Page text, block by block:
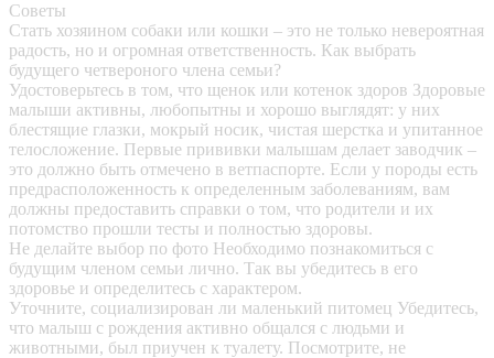
Советы
Стать хозяином собаки или кошки – это не только невероятная
радость, но и огромная ответственность. Как выбрать
будущего четвероного члена семьи?
Удостоверьтесь в том, что щенок или котенок здоров Здоровые
малыши активны, любопытны и хорошо выглядят: у них
блестящие глазки, мокрый носик, чистая шерстка и упитанное
телосложение. Первые прививки малышам делает заводчик –
это должно быть отмечено в ветпаспорте. Если у породы есть
предрасположенность к определенным заболеваниям, вам
должны предоставить справки о том, что родители и их
потомство прошли тесты и полностью здоровы.
Не делайте выбор по фото Необходимо познакомиться с
будущим членом семьи лично. Так вы убедитесь в его
здоровье и определитесь с характером.
Уточните, социализирован ли маленький питомец Убедитесь,
что малыш с рождения активно общался с людьми и
животными, был приучен к туалету. Посмотрите, не